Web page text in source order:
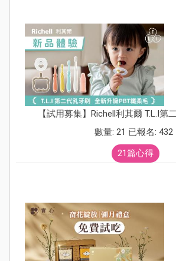
【試用募集】Richell利其爾 T.L.I第
數量: 21 已報名: 432
21篇心得